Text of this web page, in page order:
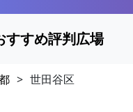
すすめ評判広場
> 世田谷区